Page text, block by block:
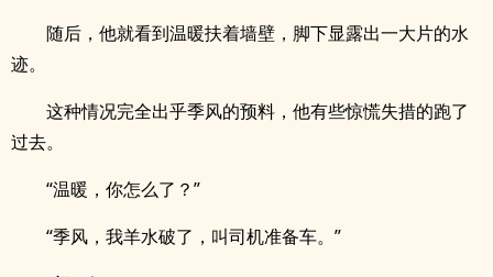
随后，他就看到温暖扶着墙壁，脚下显露出一大片的水
迹。
这种情况完全出乎季风的预料，他有些惊慌失措的跑了
过去。
“温暖，你怎么了？”
“季风，我羊水破了，叫司机准备车。”